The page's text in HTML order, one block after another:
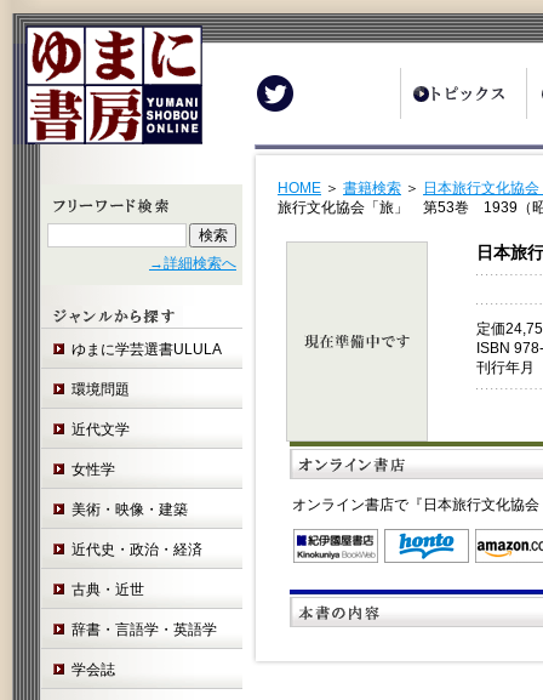
→詳細検索へ
ゆまに学芸選書ULULA
環境問題
近代文学
女性学
美術・映像・建築
近代史・政治・経済
古典・近世
辞書・言語学・英語学
学会誌
HOME ＞ 書籍検索 ＞ 日本旅行文化協
旅行文化協会「旅」 第53巻 1939（
日本旅
定価
ISBN
刊行年月
オンライン書店で『日本旅行文化協